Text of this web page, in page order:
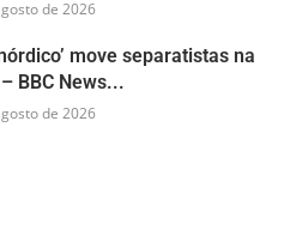
de 2026
move separatistas na
BBC News...
de 2026